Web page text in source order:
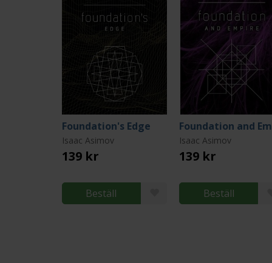
Foundation's Edge
Isaac Asimov
139 kr
Beställ
Isaac Asimov
139 kr
Beställ